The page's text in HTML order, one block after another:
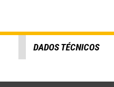
DADOS TÉCNICOS